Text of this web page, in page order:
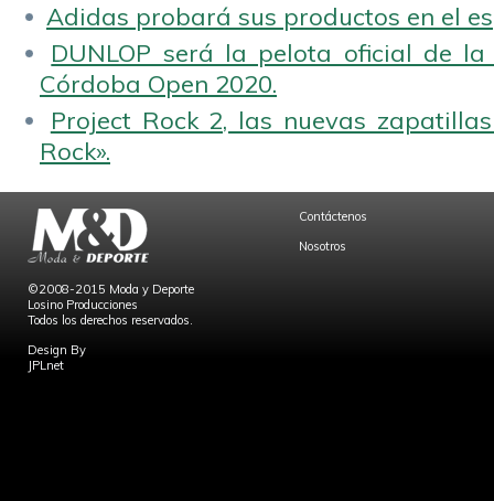
Adidas probará sus productos en el
DUNLOP será la pelota oficial de
Córdoba Open 2020.
Project Rock 2, las nuevas
Rock».
©2008-2015 Moda y Deporte
Losino Producciones
Todos los derechos reservados.
Design By
JPLnet
Contáctenos
Nosotros